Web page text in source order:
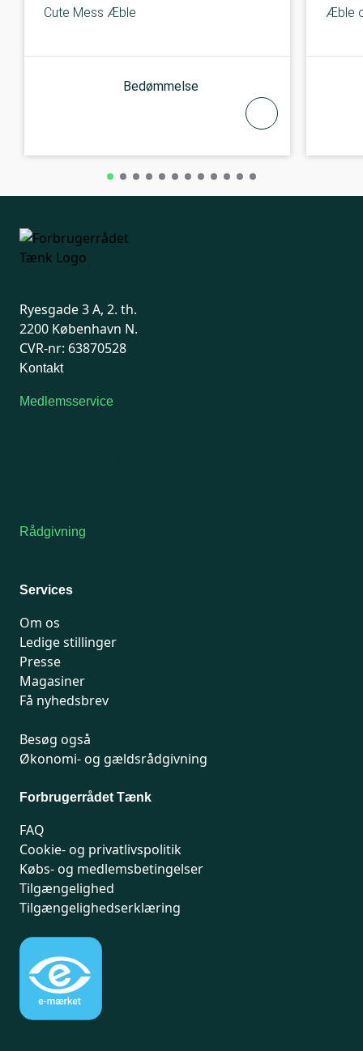
Cute Mess Æble
Bedømmelse
Æble
Ryesgade 3 A, 2. th.
2200 København N.
CVR-nr: 63870528
Kontakt
Medlemsservice
Rådgivning
Services
Om os
Ledige stillinger
Presse
Magasiner
Få nyhedsbrev
Besøg også
Økonomi- og gældsrådgivning
Forbrugerrådet Tænk
FAQ
Cookie- og privatlivspolitik
Købs- og medlemsbetingelser
Tilgængelighed
Tilgængelighedserklæring